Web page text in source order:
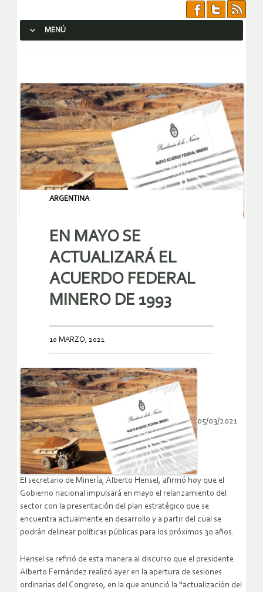
MENÚ
ARGENTINA
EN MAYO SE
ACTUALIZARÁ EL
ACUERDO FEDERAL
MINERO DE 1993
10 MARZO, 2021
05/03/2021
El secretario de Minería, Alberto Hensel, afirmó hoy que el
Gobierno nacional impulsará en mayo el relanzamiento del
sector con la presentación del plan estratégico que se
encuentra actualmente en desarrollo y a partir del cual se
podrán delinear políticas públicas para los próximos 30 años.
Hensel se refirió de esta manera al discurso que el presidente
Alberto Fernández realizó ayer en la apertura de sesiones
ordinarias del Congreso, en la que anunció la “actualización del